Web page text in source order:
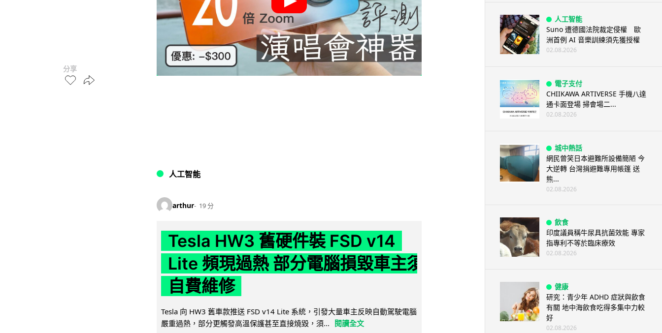
分享
人工智能
arthur 19 分
Tesla HW3 舊硬件裝 FSD v14
Lite 頻現過熱 部分電腦損毀車主須
自費維修
Tesla 向 HW3 舊車款推送 FSD v14 Lite 系統，引發大量車主反映自動駕駛電腦
嚴重過熱，部分更觸發高溫保護甚至直接燒毀，須...
閱讀全文
人工智能
Suno 遭德國法院裁定侵權 歐
洲首例 AI 音樂訓練須先獲授權
02.08.2026
電子支付
CHIIKAWA ARTIVERSE 手機八達
通卡面登場 掃會場二...
02.08.2026
城中熱話
網民曾笑日本避難所設備簡陋 今
大逆轉 台灣捐避難專用帳篷 送
熊...
02.08.2026
飲食
印度議員稱牛尿具抗菌效能 專家
指專利不等於臨床療效
02.08.2026
健康
研究：青少年 ADHD 症狀與飲食
有關 地中海飲食吃得多集中力較
好
02.08.2026